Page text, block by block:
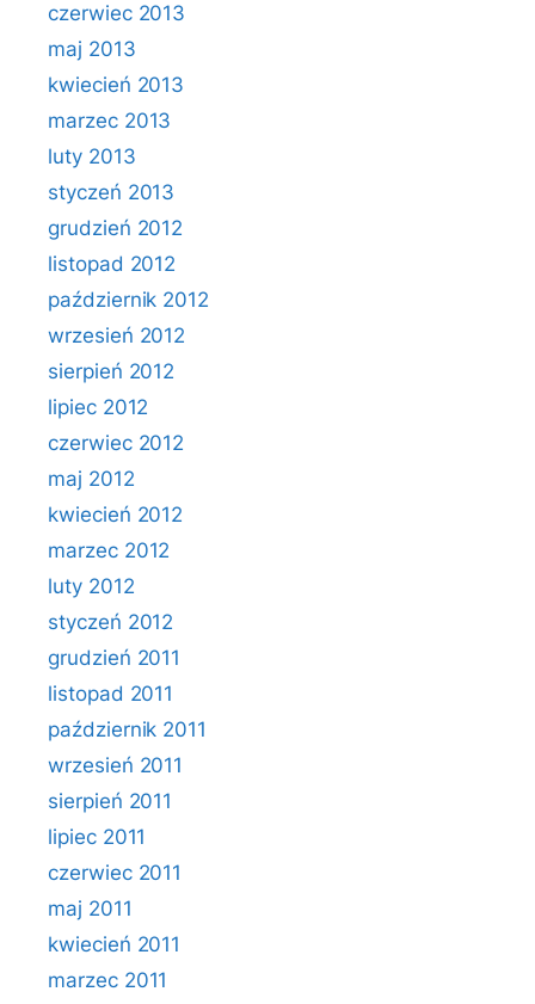
czerwiec 2013
maj 2013
kwiecień 2013
marzec 2013
luty 2013
styczeń 2013
grudzień 2012
listopad 2012
październik 2012
wrzesień 2012
sierpień 2012
lipiec 2012
czerwiec 2012
maj 2012
kwiecień 2012
marzec 2012
luty 2012
styczeń 2012
grudzień 2011
listopad 2011
październik 2011
wrzesień 2011
sierpień 2011
lipiec 2011
czerwiec 2011
maj 2011
kwiecień 2011
marzec 2011